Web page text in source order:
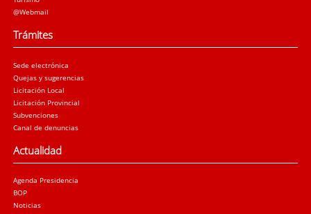
@Webmail
Trámites
Sede electrónica
Quejas y sugerencias
Licitación Local
Licitación Provincial
Subvenciones
Canal de denuncias
Actualidad
Agenda Presidencia
BOP
Noticias